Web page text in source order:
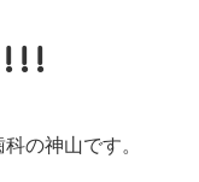
の神山です。